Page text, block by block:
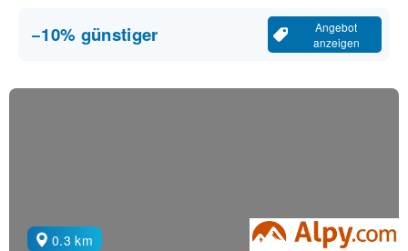
−10% günstiger
Angebot
anzeigen
0.3 km